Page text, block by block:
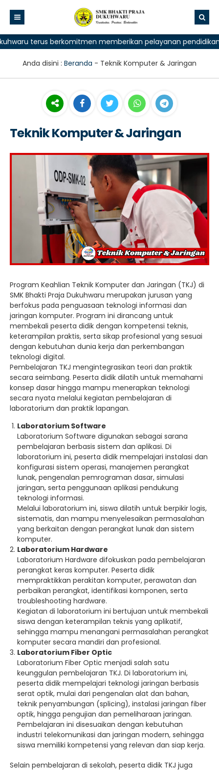
terus berkomitmen memberikan pelayanan pendidikan
Anda disini : Beranda - Teknik Komputer & Jaringan
Teknik Komputer & Jaringan
Program Keahlian Teknik Komputer dan Jaringan (TKJ) di
SMK Bhakti Praja Dukuhwaru merupakan jurusan yang
berfokus pada penguasaan teknologi informasi dan
jaringan komputer. Program ini dirancang untuk
membekali peserta didik dengan kompetensi teknis,
keterampilan praktis, serta sikap profesional yang sesuai
dengan kebutuhan dunia kerja dan perkembangan
teknologi digital.
Pembelajaran TKJ mengintegrasikan teori dan praktik
secara seimbang. Peserta didik dilatih untuk memahami
konsep dasar hingga mampu menerapkan teknologi
secara nyata melalui kegiatan pembelajaran di
laboratorium dan praktik lapangan.
Laboratorium Software
Laboratorium Software digunakan sebagai sarana
pembelajaran berbasis sistem dan aplikasi. Di
laboratorium ini, peserta didik mempelajari instalasi dan
konfigurasi sistem operasi, manajemen perangkat
lunak, pengenalan pemrograman dasar, simulasi
jaringan, serta penggunaan aplikasi pendukung
teknologi informasi.
Melalui laboratorium ini, siswa dilatih untuk berpikir logis,
sistematis, dan mampu menyelesaikan permasalahan
yang berkaitan dengan perangkat lunak dan sistem
komputer.
Laboratorium Hardware
Laboratorium Hardware difokuskan pada pembelajaran
perangkat keras komputer. Peserta didik
mempraktikkan perakitan komputer, perawatan dan
perbaikan perangkat, identifikasi komponen, serta
troubleshooting hardware.
Kegiatan di laboratorium ini bertujuan untuk membekali
siswa dengan keterampilan teknis yang aplikatif,
sehingga mampu menangani permasalahan perangkat
komputer secara mandiri dan profesional.
Laboratorium Fiber Optic
Laboratorium Fiber Optic menjadi salah satu
keunggulan pembelajaran TKJ. Di laboratorium ini,
peserta didik mempelajari teknologi jaringan berbasis
serat optik, mulai dari pengenalan alat dan bahan,
teknik penyambungan (splicing), instalasi jaringan fiber
optik, hingga pengujian dan pemeliharaan jaringan.
Pembelajaran ini disesuaikan dengan kebutuhan
industri telekomunikasi dan jaringan modern, sehingga
siswa memiliki kompetensi yang relevan dan siap kerja.
Selain pembelajaran di sekolah, peserta didik TKJ juga